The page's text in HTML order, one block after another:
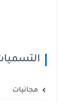
مجانيات